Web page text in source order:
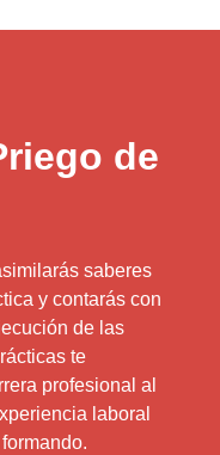
de
saberes
y contarás con
de las
te
profesional al
laboral